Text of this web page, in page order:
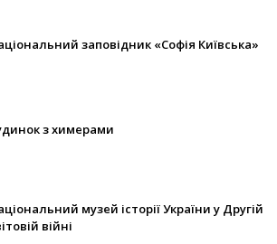
заповідник «Софія Київська»
з химерами
музей історії України у Другій
війні